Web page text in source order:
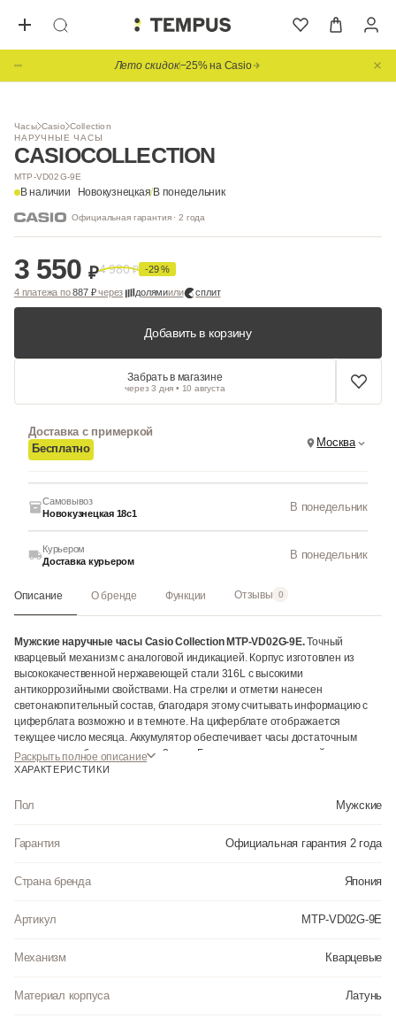
Лето скидок−25% на Casio
Часы Casio Collection
НАРУЧНЫЕ ЧАСЫ
CASIOCOLLECTION
MTP-VD02G-9E
В наличии Новокузнецкая/В понедельник
Официальная гарантия · 2 года
3 550 ₽4 980₽ -29 %
4 платежа по887 ₽через долямиили сплит
Добавить в корзину
Забрать в магазине
через 3 дня • 10 августа
Доставка с примеркой
Бесплатно
Москва
Самовывоз
Новокузнецкая 18с1
В понедельник
Курьером
Доставка курьером
В понедельник
Описание О бренде Функции Отзывы 0
Мужские наручные часы Casio Collection MTP-VD02G-9E.Точный
кварцевый механизм с аналоговой индикацией. Корпус изготовлен из
высококачественной нержавеющей стали 316L с высокими
антикоррозийными свойствами. На стрелки и отметки нанесен
светонакопительный состав, благодаря этому считывать информацию с
циферблата возможно и в темноте. На циферблате отображается
текущее число месяца. Аккумулятор обеспечивает часы достаточным
питанием приблизительно на 3 года. Браслет из нержавеющей стали.
Прочное, устойчивое к царапинам минеральное стекло защищает часы от
корпуса: Желтое золото. Цвет циферблата: Золотистый. Ширина (с
Инструкция к Casio MTP-VD02G-9E на русском языке
Раскрыть полное описание
ХАРАКТЕРИСТИКИ
Пол Мужские
Гарантия Официальная гарантия 2 года
Страна бренда Япония
Артикул MTP-VD02G-9E
Механизм Кварцевые
Материал корпуса Латунь